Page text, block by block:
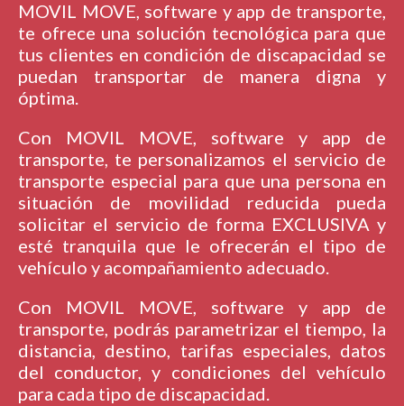
MOVIL MOVE, software y app de transporte,
te ofrece una solución tecnológica para que
tus clientes en condición de discapacidad se
puedan transportar de manera digna y
óptima.
Con MOVIL MOVE, software y app de
transporte, te personalizamos el servicio de
transporte especial para que una persona en
situación de movilidad reducida pueda
solicitar el servicio de forma EXCLUSIVA y
esté tranquila que le ofrecerán el tipo de
vehículo y acompañamiento adecuado.
Con MOVIL MOVE, software y app de
transporte, podrás parametrizar el tiempo, la
distancia, destino, tarifas especiales, datos
del conductor, y condiciones del vehículo
para cada tipo de discapacidad.